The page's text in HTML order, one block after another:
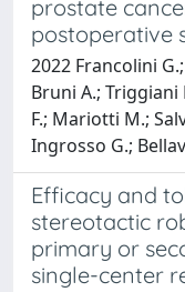
prostate
postoperative
2022 Francolini
Bruni A.; Triggiani
F.; Mariotti M.;
Ingrosso G.;
Efficacy and
stereotactic
primary or
single-center